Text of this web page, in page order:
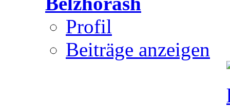
Profil
Beiträge anzeigen